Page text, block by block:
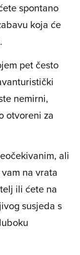
spontano
koja će
pet često
nemirni,
otvoreni za
ali
na vrata
ili ćete na
susjeda s